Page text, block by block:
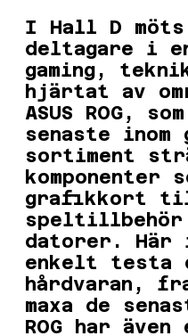
I Hall D möts
deltagare i
gaming,
hjärtat av
ASUS ROG,
senaste inom
sortiment
komponenter
grafikkort
speltillbehör
datorer. Här
enkelt testa
hårdvaran,
maxa de
ROG har